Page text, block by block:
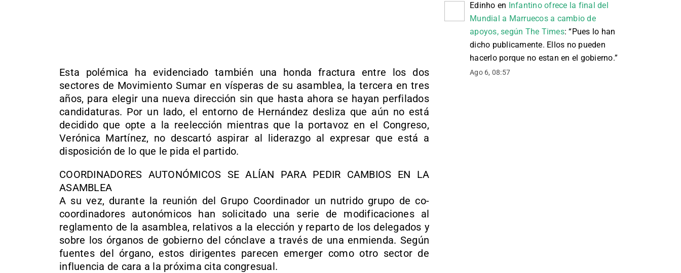
Esta polémica ha evidenciado también una honda fractura entre los dos
sectores de Movimiento Sumar en vísperas de su asamblea, la tercera en tres
años, para elegir una nueva dirección sin que hasta ahora se hayan perfilados
candidaturas. Por un lado, el entorno de Hernández desliza que aún no está
decidido que opte a la reelección mientras que la portavoz en el Congreso,
Verónica Martínez, no descartó aspirar al liderazgo al expresar que está a
disposición de lo que le pida el partido.
COORDINADORES AUTONÓMICOS SE ALÍAN PARA PEDIR CAMBIOS EN LA
ASAMBLEA
A su vez, durante la reunión del Grupo Coordinador un nutrido grupo de co-
coordinadores autonómicos han solicitado una serie de modificaciones al
reglamento de la asamblea, relativos a la elección y reparto de los delegados y
sobre los órganos de gobierno del cónclave a través de una enmienda. Según
fuentes del órgano, estos dirigentes parecen emerger como otro sector de
influencia de cara a la próxima cita congresual.
Edinho en Infantino ofrece la final del
Mundial a Marruecos a cambio de
apoyos, según The Times: “Pues lo han
dicho publicamente. Ellos no pueden
hacerlo porque no estan en el gobierno.”
Ago 6, 08:57